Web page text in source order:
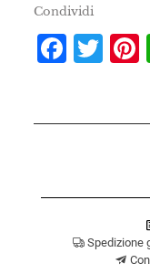
Condividi
Spedizione